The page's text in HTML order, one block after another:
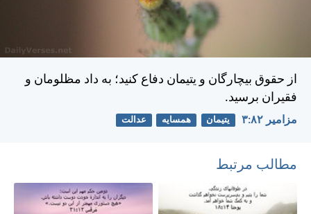
از حقوق بيچارگان و يتيمان دفاع كنيد؛ به داد مظلومان و
فقيران برسيد.
مزامير ۸۲:‏۳ یتیمان همسایه عدالت
مطالب مرتبط